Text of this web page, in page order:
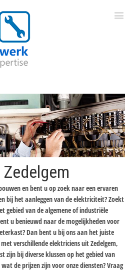
en bent u op zoek naar een ervaren
bij het aanleggen van de elektriciteit? Zoekt
gebied van de algemene of industriële
u benieuwd naar de mogelijkheden voor
Dan bent u bij ons aan het juiste
verschillende elektriciens uit Zedelgem,
zijn bij diverse klussen op het gebied van
de prijzen zijn voor onze diensten? Vraag